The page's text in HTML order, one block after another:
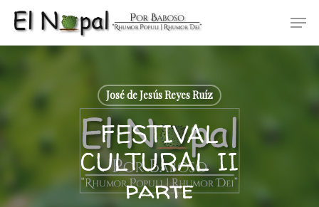
Skip
main
content
José de Jesús Reyes Ruíz
FESTIVAL
CULTURAL II
parte